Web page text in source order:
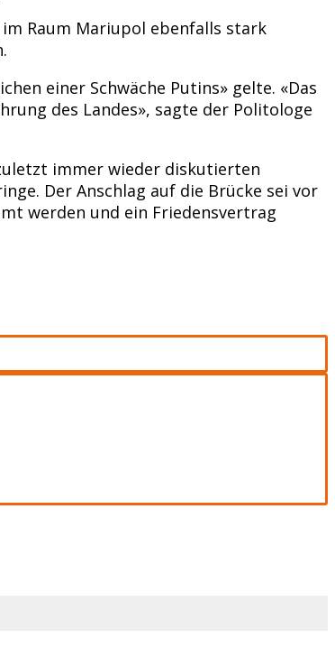
Raum Mariupol ebenfalls stark
einer Schwäche Putins» gelte. «Das
des Landes», sagte der Politologe
immer wieder diskutierten
Der Anschlag auf die Brücke sei vor
werden und ein Friedensvertrag